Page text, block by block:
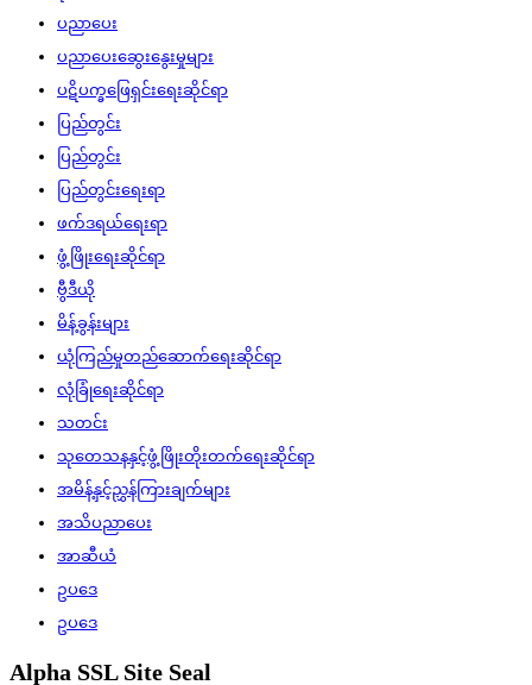
ပညာပေး
ပညာပေးဆွေးနွေးမှုများ
ပဋိပက္ခဖြေရှင်းရေးဆိုင်ရာ
ပြည်တွင်း
ပြည်တွင်း
ပြည်တွင်းရေးရာ
ဖက်ဒရယ်ရေးရာ
ဖွံ့ဖြိုးရေးဆိုင်ရာ
ဗွီဒီယို
မိန့်ခွန်းများ
ယုံကြည်မှုတည်ဆောက်ရေးဆိုင်ရာ
လုံခြုံရေးဆိုင်ရာ
သတင်း
သုတေသနနှင့်ဖွံ့ဖြိုးတိုးတက်ရေးဆိုင်ရာ
အမိန့်နှင့်ညွှန်ကြားချက်များ
အသိပညာပေး
အာဆီယံ
ဥပဒေ
ဥပဒေ
Alpha SSL Site Seal